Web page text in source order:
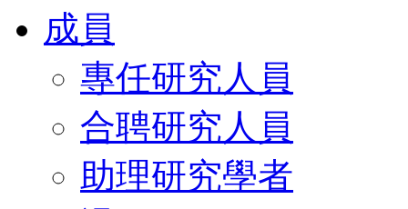
成員
專任研究人員
合聘研究人員
助理研究學者